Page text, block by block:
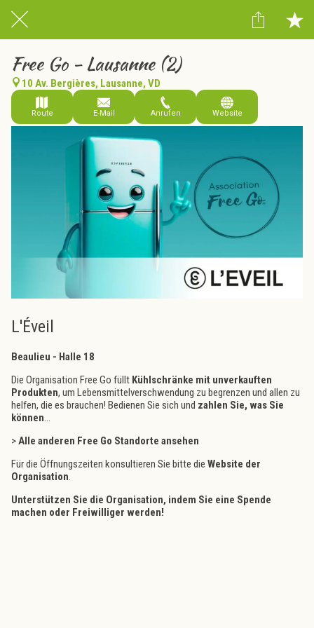
Free Go - Lausanne (2)
10 Av. Bergières, Lausanne, VD
Route E-Mail Anrufen Website
L'Éveil
Beaulieu - Halle 18
Die Organisation Free Go füllt Kühlschränke mit unverkauften
Produkten, um Lebensmittelverschwendung zu begrenzen und allen zu
helfen, die es brauchen! Bedienen Sie sich und zahlen Sie, was Sie
können...
>Alle anderen Free Go Standorte ansehen
Für die Öffnungszeiten konsultieren Sie bitte die Website der
Organisation.
Unterstützen Sie die Organisation, indem Sie eine Spende
machen oder Freiwilliger werden!